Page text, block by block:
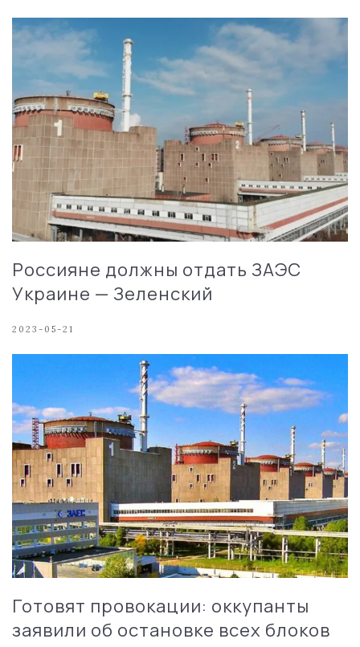
Россияне должны отдать ЗАЭС
Украине — Зеленский
2023-05-21
Готовят провокации: оккупанты
заявили об остановке всех блоков